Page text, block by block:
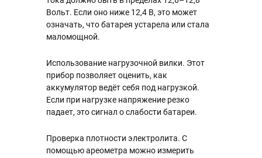
Вольт. Если оно ниже 12,4 В, это может
означать, что батарея устарела или стала
маломощной.
Использование нагрузочной вилки. Этот
прибор позволяет оценить, как
аккумулятор ведёт себя под нагрузкой.
Если при нагрузке напряжение резко
падает, это сигнал о слабости батареи.
Проверка плотности электролита. С
помощью ареометра можно измерить